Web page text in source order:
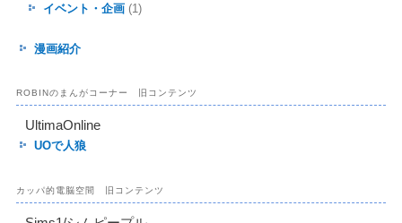
イベント・企画(1)
漫画紹介
ROBINのまんがコーナー 旧コンテンツ
UltimaOnline
UOで人狼
カッパ的電脳空間 旧コンテンツ